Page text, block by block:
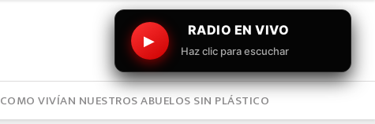
▶
RADIO EN VIVO
Haz clic para escuchar
COMO VIVÍAN NUESTROS ABUELOS SIN PLÁSTICO